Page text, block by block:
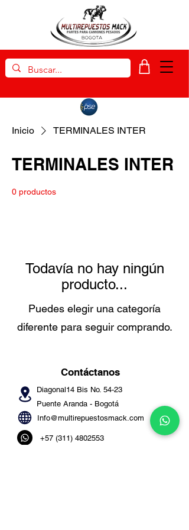
Inicio TERMINALES INTER
TERMINALES INTER
0 productos
Todavía no hay ningún
producto...
Puedes elegir una categoría
diferente para seguir comprando.
Contáctanos
Diagonal14 Bis No. 54-23
Puente Aranda - Bogotá
Info@multirepuestosmack.com
+57 (311) 4802553